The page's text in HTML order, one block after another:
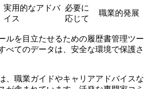
実用的なアドバ
イス
必要に
応じて
職業的発展
ルを目立たせるための履歴書管理ツー
べてのデータは、安全な環境で保護さ
、職業ガイドやキャリアアドバイスな